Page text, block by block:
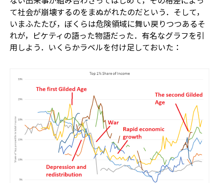
て社会が崩壊するのをまぬがれたのだという．そして，
いまふたたび，ぼくらは危険領域に舞い戻りつつある――そ
れが，ピケティの語った物語だった．有名なグラフを引
用しよう．いくらかラベルを付け足しておいた：